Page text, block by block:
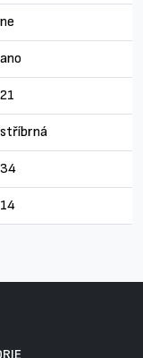
ne
ano
21
stříbrná
34
14